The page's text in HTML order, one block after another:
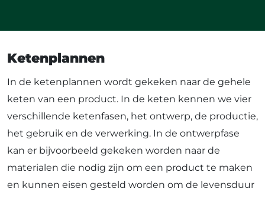
Ketenplannen
In de ketenplannen wordt gekeken naar de gehele
keten van een product. In de keten kennen we vier
verschillende ketenfasen, het ontwerp, de productie,
het gebruik en de verwerking. In de ontwerpfase
kan er bijvoorbeeld gekeken worden naar de
materialen die nodig zijn om een product te maken
en kunnen eisen gesteld worden om de levensduur